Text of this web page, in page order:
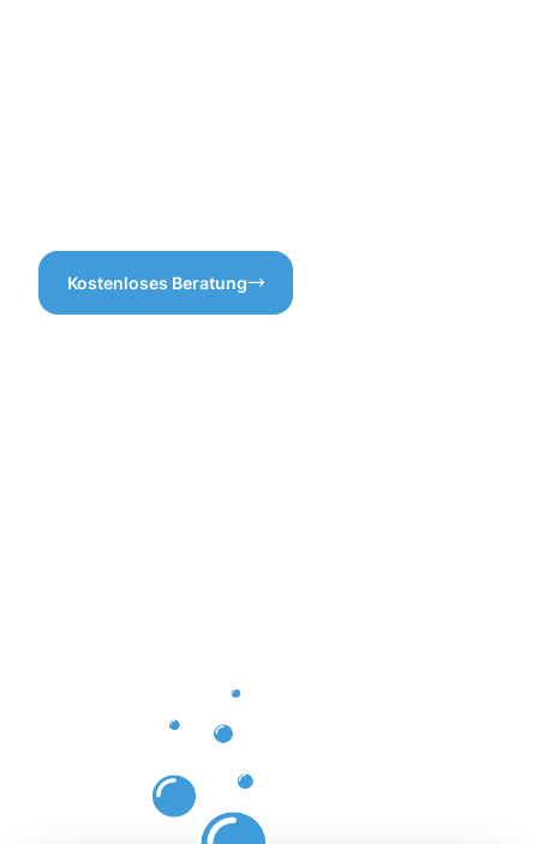
Kostenloses Beratung